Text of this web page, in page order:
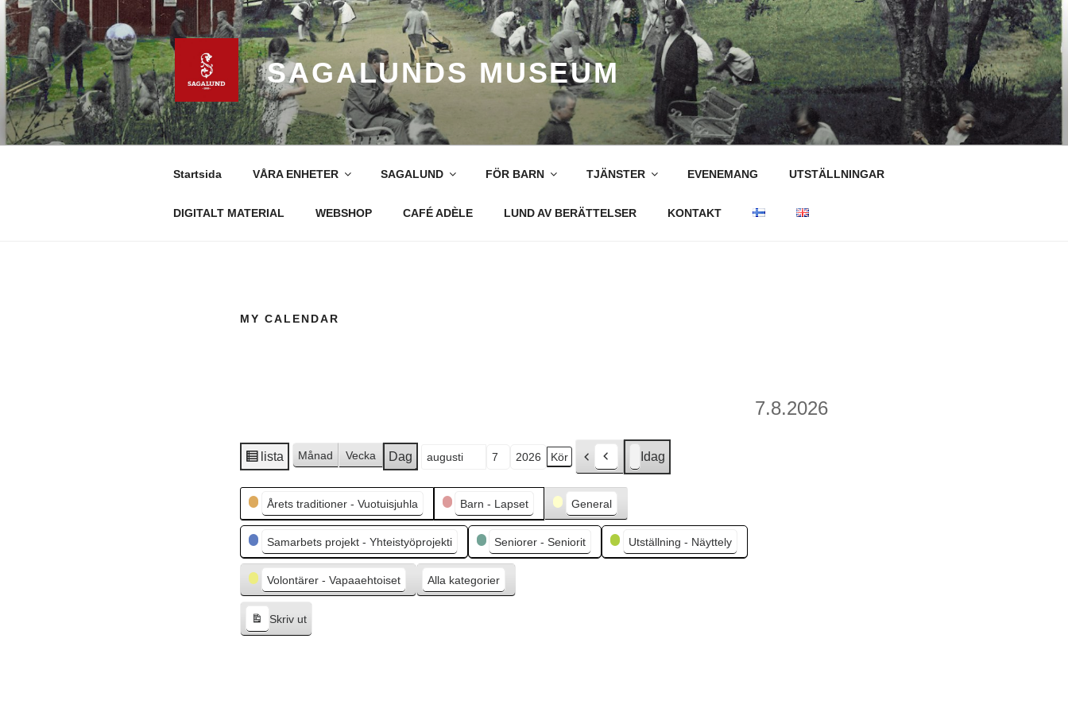
Hoppa
till
innehåll
SAGALUNDS MUSEUM
Startsida VÅRA ENHETER SAGALUND FÖR BARN TJÄNSTER EVENEMANG UTSTÄLLNINGAR
DIGITALT MATERIAL WEBSHOP CAFÉ ADÈLE LUND AV BERÄTTELSER KONTAKT
MY CALENDAR
7.8.2026
V
s
a
s
m
lista Månad Vecka Dag
Månad
Dag
F
r
e
å
Idag
Kategorier
Årets traditioner - Vuotuisjuhla Barn - Lapset General
Samarbets projekt - Yhteistyöprojekti Seniorer - Seniorit Utställning - Näyttely
Volontärer - Vapaaehtoiset Alla kategorier
Skriv ut
V